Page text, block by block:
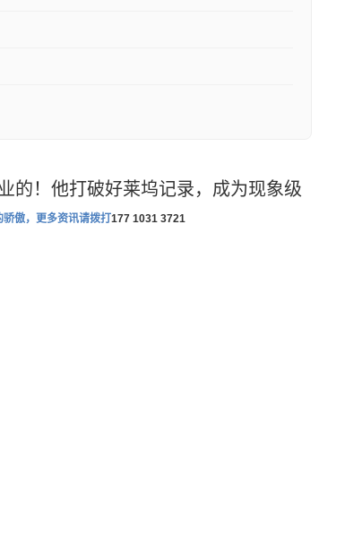
的！他打破好莱坞记录，成为现象级
傲，更多资讯请拨打 177 1031 3721